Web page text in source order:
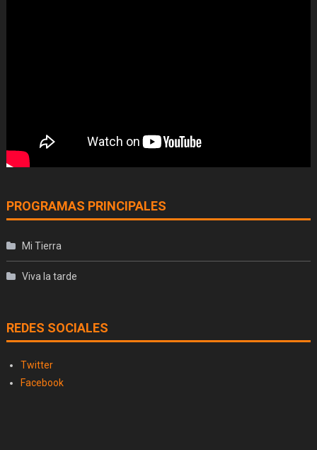
PROGRAMAS PRINCIPALES
Mi Tierra
Viva la tarde
REDES SOCIALES
Twitter
Facebook